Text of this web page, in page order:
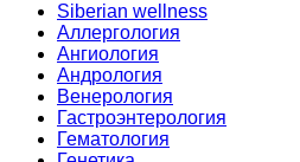
Siberian wellness
Аллергология
Ангиология
Андрология
Венерология
Гастроэнтерология
Гематология